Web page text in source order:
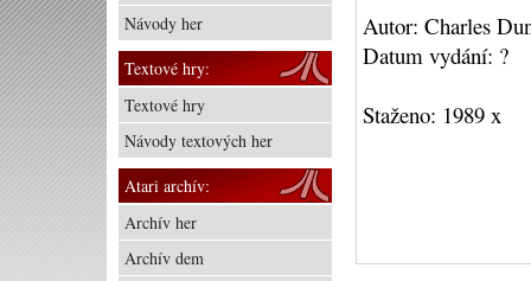
Autor: Charles
Datum vydání: ?
Staženo: 1989 x
Návody her
Textové hry:
Textové hry
Návody textových her
Atari archív:
Archív her
Archív dem